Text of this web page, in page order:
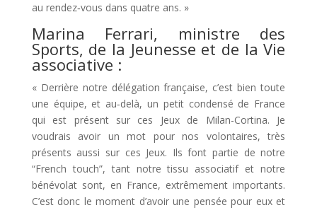
au rendez‑vous dans quatre ans. »
Marina Ferrari, ministre des
Sports, de la Jeunesse et de la Vie
associative :
« Derrière notre délégation française, c’est bien toute
une équipe, et au‑delà, un petit condensé de France
qui est présent sur ces Jeux de Milan-Cortina. Je
voudrais avoir un mot pour nos volontaires, très
présents aussi sur ces Jeux. Ils font partie de notre
“French touch”, tant notre tissu associatif et notre
bénévolat sont, en France, extrêmement importants.
C’est donc le moment d’avoir une pensée pour eux et